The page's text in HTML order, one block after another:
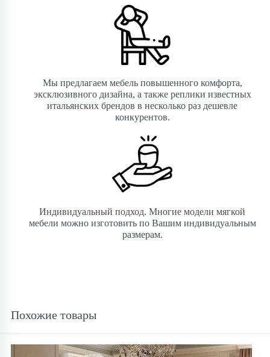
Мы предлагаем мебель повышенного комфорта,
эксклюзивного дизайна, а также реплики известных
итальянских брендов в несколько раз дешевле
конкурентов.
Индивидуальный подход. Многие модели мягкой
мебели можно изготовить по Вашим индивидуальным
размерам.
Похожие товары